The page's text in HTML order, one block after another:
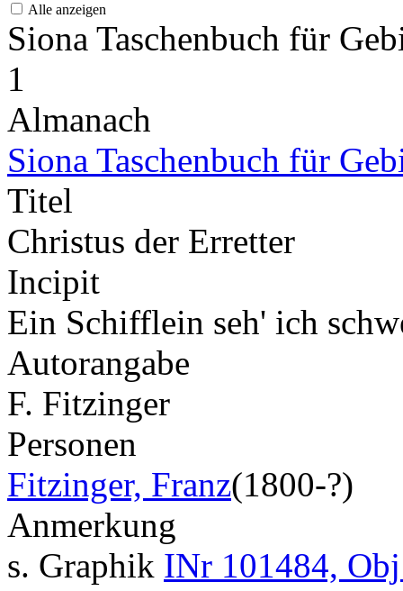
Alle anzeigen
Siona Taschenbuch für
1
Almanach
Siona Taschenbuch für
Titel
Christus der Erretter
Incipit
Ein Schifflein seh' ich
Autorangabe
F. Fitzinger
Personen
Fitzinger, Franz(1800-?)
Anmerkung
s. Graphik INr 101484,